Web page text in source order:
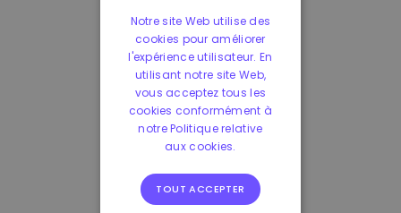
Notre site Web utilise des
cookies pour améliorer
l'expérience utilisateur. En
utilisant notre site Web,
vous acceptez tous les
cookies conformément à
notre Politique relative
aux cookies.
TOUT ACCEPTER